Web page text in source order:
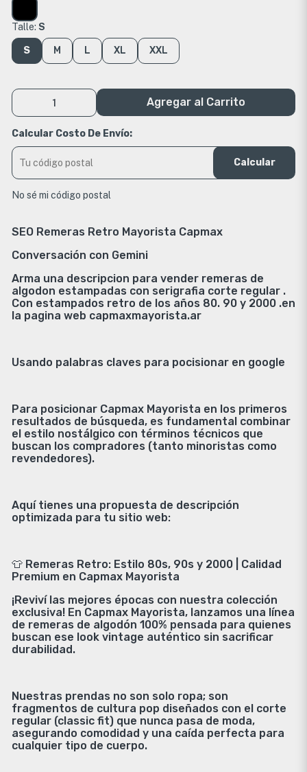
Talle: S
S M L XL XXL
Agregar al Carrito
Calcular Costo De Envío:
Calcular
No sé mi código postal
SEO Remeras Retro Mayorista Capmax
Conversación con Gemini
Arma una descripcion para vender remeras de
algodon estampadas con serigrafia corte regular .
Con estampados retro de los años 80. 90 y 2000 .en
la pagina web capmaxmayorista.ar
Usando palabras claves para pocisionar en google
Para posicionar Capmax Mayorista en los primeros
resultados de búsqueda, es fundamental combinar
el estilo nostálgico con términos técnicos que
buscan los compradores (tanto minoristas como
revendedores).
Aquí tienes una propuesta de descripción
optimizada para tu sitio web:
👕 Remeras Retro: Estilo 80s, 90s y 2000 | Calidad
Premium en Capmax Mayorista
¡Reviví las mejores épocas con nuestra colección
exclusiva! En Capmax Mayorista, lanzamos una línea
de remeras de algodón 100% pensada para quienes
buscan ese look vintage auténtico sin sacrificar
durabilidad.
Nuestras prendas no son solo ropa; son
fragmentos de cultura pop diseñados con el corte
regular (classic fit) que nunca pasa de moda,
asegurando comodidad y una caída perfecta para
cualquier tipo de cuerpo.